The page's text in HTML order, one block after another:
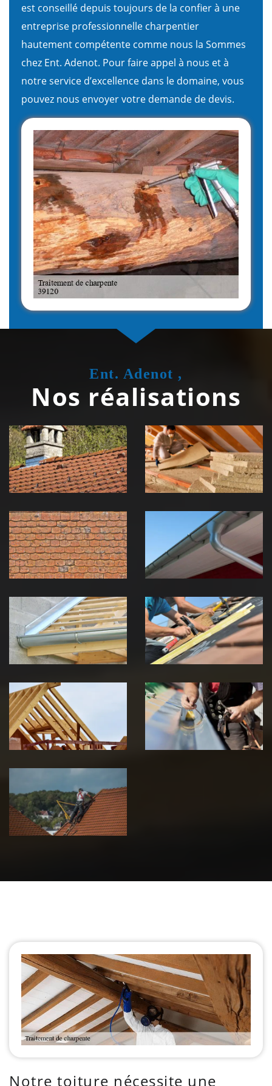
est conseillé depuis toujours de la confier à une
entreprise professionnelle charpentier
hautement compétente comme nous la Sommes
chez Ent. Adenot. Pour faire appel à nous et à
notre service d’excellence dans le domaine, vous
pouvez nous envoyer votre demande de devis.
Ent. Adenot ,
Nos réalisations
Couvreur
zingueur 39
Jura
Isolation de
toiture 39
Jura
démoussage de
toiture 39
Jura
pose de
gouttière 39
Jura
Pose de
Chéneau 39
Jura
Réparation de
toiture 39
Jura
Traitement de
charpente 39
Jura
Travaux de
zinguerie 39
Jura
Urgence fuite
de toiture 39
Jura
Notre toiture nécessite une